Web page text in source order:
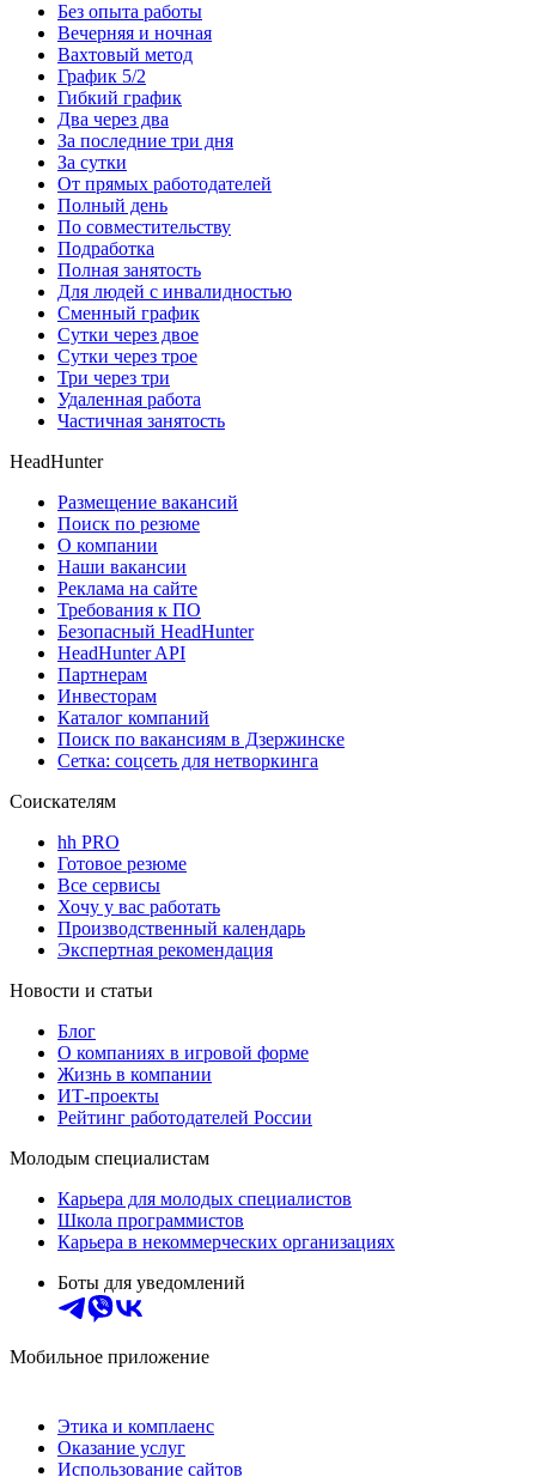
Без опыта работы
Вечерняя и ночная
Вахтовый метод
График 5/2
Гибкий график
Два через два
За последние три дня
За сутки
От прямых работодателей
Полный день
По совместительству
Подработка
Полная занятость
Для людей с инвалидностью
Сменный график
Сутки через двое
Сутки через трое
Три через три
Удаленная работа
Частичная занятость
HeadHunter
Размещение вакансий
Поиск по резюме
О компании
Наши вакансии
Реклама на сайте
Требования к ПО
Безопасный HeadHunter
HeadHunter API
Партнерам
Инвесторам
Каталог компаний
Поиск по вакансиям в Дзержинске
Сетка: соцсеть для нетворкинга
Соискателям
hh PRO
Готовое резюме
Все сервисы
Хочу у вас работать
Производственный календарь
Экспертная рекомендация
Новости и статьи
Блог
О компаниях в игровой форме
Жизнь в компании
ИТ-проекты
Рейтинг работодателей России
Молодым специалистам
Карьера для молодых специалистов
Школа программистов
Карьера в некоммерческих организациях
Боты для уведомлений
Мобильное приложение
Этика и комплаенс
Оказание услуг
Использование сайтов